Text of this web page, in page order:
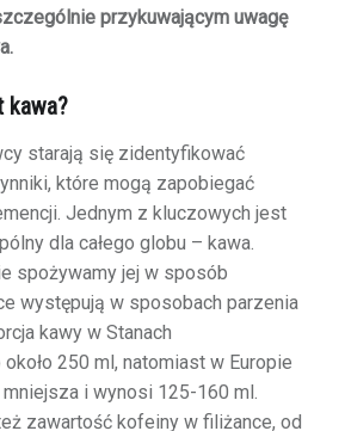
przykuwającym uwagę
kawa?
starają się zidentyfikować
które mogą zapobiegać
Jednym z kluczowych jest
dla całego globu – kawa.
spożywamy jej w sposób
występują w sposobach parzenia
kawy w Stanach
250 ml, natomiast w Europie
i wynosi 125-160 ml.
zawartość kofeiny w filiżance, od